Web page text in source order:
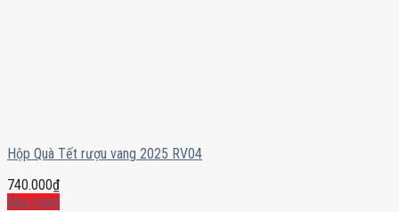
Hộp Quà Tết rượu vang 2025 RV04
740.000₫
Mua ngay